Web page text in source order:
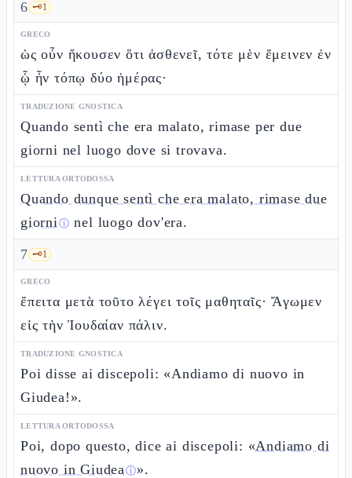
6 🗝️1
GRECO
ὡς οὖν ἤκουσεν ὅτι ἀσθενεῖ, τότε μὲν ἔμεινεν ἐν
ᾧ ἦν τόπῳ δύο ἡμέρας·
TRADUZIONE GNOSTICA
Quando sentì che era malato, rimase per due
giorni nel luogo dove si trovava.
LETTURA ORTODOSSA
Quando dunque sentì che era malato, rimase due
giorniⓘ nel luogo dov'era.
7 🗝️1
GRECO
ἔπειτα μετὰ τοῦτο λέγει τοῖς μαθηταῖς· Ἄγωμεν
εἰς τὴν Ἰουδαίαν πάλιν.
TRADUZIONE GNOSTICA
Poi disse ai discepoli: «Andiamo di nuovo in
Giudea!».
LETTURA ORTODOSSA
Poi, dopo questo, dice ai discepoli: «Andiamo di
nuovo in Giudeaⓘ».